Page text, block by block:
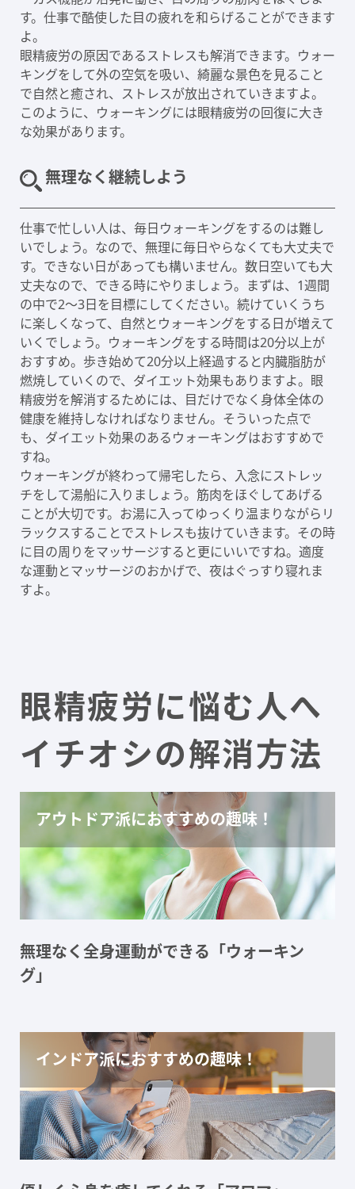
す。仕事で酷使した目の疲れを和らげることができます
よ。
眼精疲労の原因であるストレスも解消できます。ウォー
キングをして外の空気を吸い、綺麗な景色を見ること
で自然と癒され、ストレスが放出されていきますよ。
このように、ウォーキングには眼精疲労の回復に大き
な効果があります。
無理なく継続しよう
仕事で忙しい人は、毎日ウォーキングをするのは難し
いでしょう。なので、無理に毎日やらなくても大丈夫で
す。できない日があっても構いません。数日空いても大
丈夫なので、できる時にやりましょう。まずは、1週間
の中で2～3日を目標にしてください。続けていくうち
に楽しくなって、自然とウォーキングをする日が増えて
いくでしょう。ウォーキングをする時間は20分以上が
おすすめ。歩き始めて20分以上経過すると内臓脂肪が
燃焼していくので、ダイエット効果もありますよ。眼
精疲労を解消するためには、目だけでなく身体全体の
健康を維持しなければなりません。そういった点で
も、ダイエット効果のあるウォーキングはおすすめで
すね。
ウォーキングが終わって帰宅したら、入念にストレッ
チをして湯船に入りましょう。筋肉をほぐしてあげる
ことが大切です。お湯に入ってゆっくり温まりながらリ
ラックスすることでストレスも抜けていきます。その時
に目の周りをマッサージすると更にいいですね。適度
な運動とマッサージのおかげで、夜はぐっすり寝れま
すよ。
眼精疲労に悩む人へ
イチオシの解消方法
アウトドア派におすすめの趣味！
無理なく全身運動ができる「ウォーキン
グ」
インドア派におすすめの趣味！